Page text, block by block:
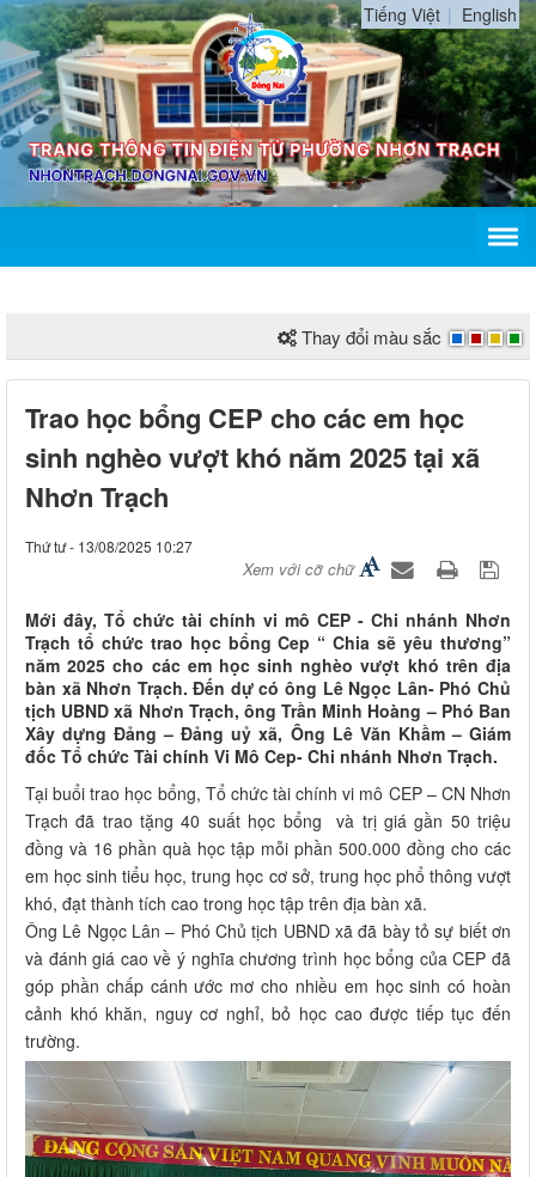
Tiếng Việt English
Thay đổi màu sắc
Trao học bổng CEP cho các em học
sinh nghèo vượt khó năm 2025 tại xã
Nhơn Trạch
Thứ tư - 13/08/2025 10:27
Xem với cỡ chữ
Mới đây, Tổ chức tài chính vi mô CEP - Chi nhánh Nhơn
Trạch tổ chức trao học bổng Cep “ Chia sẽ yêu thương”
năm 2025 cho các em học sinh nghèo vượt khó trên địa
bàn xã Nhơn Trạch. Đến dự có ông Lê Ngọc Lân- Phó Chủ
tịch UBND xã Nhơn Trạch, ông Trần Minh Hoàng – Phó Ban
Xây dựng Đảng – Đảng uỷ xã, Ông Lê Văn Khầm – Giám
đốc Tổ chức Tài chính Vi Mô Cep- Chi nhánh Nhơn Trạch.
Tại buổi trao học bổng, Tổ chức tài chính vi mô CEP – CN Nhơn
Trạch đã trao tặng 40 suất học bổng và trị giá gần 50 triệu
đồng và 16 phần quà học tập mỗi phần 500.000 đồng cho các
em học sinh tiểu học, trung học cơ sở, trung học phổ thông vượt
khó, đạt thành tích cao trong học tập trên địa bàn xã.
Ông Lê Ngọc Lân – Phó Chủ tịch UBND xã đã bày tỏ sự biết ơn
và đánh giá cao về ý nghĩa chương trình học bổng của CEP đã
góp phần chấp cánh ước mơ cho nhiều em học sinh có hoàn
cảnh khó khăn, nguy cơ nghỉ, bỏ học cao được tiếp tục đến
trường.